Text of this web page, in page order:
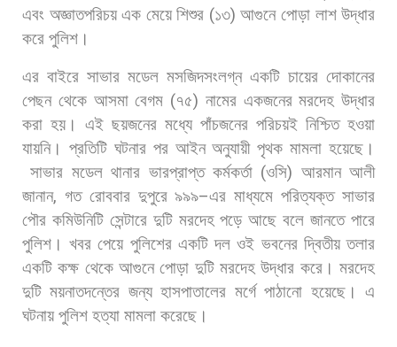
এবং অজ্ঞাতপরিচয় এক মেয়ে শিশুর (১৩)আগুনে পোড়া লাশ উদ্ধার
করে পুলিশ।
এর বাইরে সাভার মডেল মসজিদসংলগ্ন একটি চায়ের দোকানের
পেছন থেকে আসমা বেগম (৭৫) নামের একজনের মরদেহ উদ্ধার
করা হয়। এই ছয়জনের মধ্যে পাঁচজনের পরিচয়ই নিশ্চিত হওয়া
যায়নি। প্রতিটি ঘটনার পর আইন অনুযায়ী পৃথক মামলা হয়েছে।
সাভার মডেল থানার ভারপ্রাপ্ত কর্মকর্তা(ওসি) আরমান আলী
জানান, গত রোববার দুপুরে ৯৯৯–এর মাধ্যমে পরিত্যক্ত সাভার
পৌর কমিউনিটি সেন্টারে দুটি মরদেহ পড়ে আছে বলে জানতে পারে
পুলিশ। খবর পেয়ে পুলিশের একটি দল ওই ভবনের দ্বিতীয় তলার
একটি কক্ষ থেকে আগুনে পোড়া দুটি মরদেহ উদ্ধার করে। মরদেহ
দুটি ময়নাতদন্তের জন্য হাসপাতালের মর্গে পাঠানো হয়েছে।
এ
ঘটনায় পুলিশ হত্যা মামলা করেছে।